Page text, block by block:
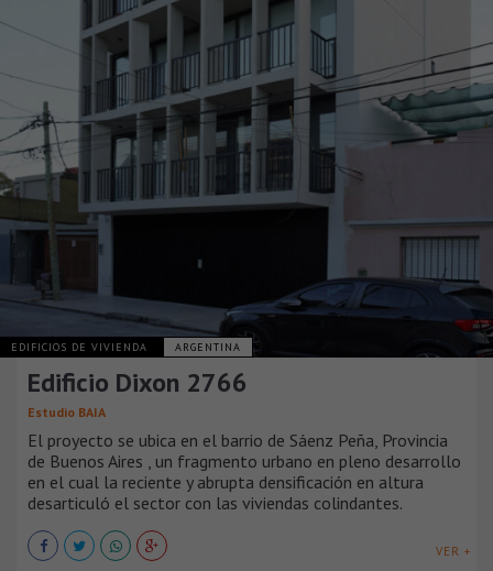
EDIFICIOS DE VIVIENDA ARGENTINA
Edificio Dixon 2766
Estudio BAIA
El proyecto se ubica en el barrio de Sáenz Peña, Provincia
de Buenos Aires , un fragmento urbano en pleno desarrollo
en el cual la reciente y abrupta densificación en altura
desarticuló el sector con las viviendas colindantes.
VER +